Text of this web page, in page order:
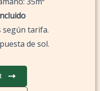
según tarifa.
de sol.